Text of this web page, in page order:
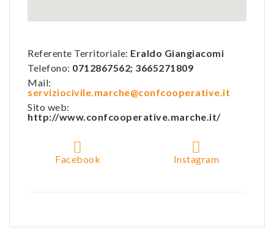
Referente Territoriale: Eraldo Giangiacomi
Telefono: 0712867562; 3665271809
Mail:
serviziocivile.marche@confcooperative.it
Sito web:
http://www.confcooperative.marche.it/
Facebook Instagram